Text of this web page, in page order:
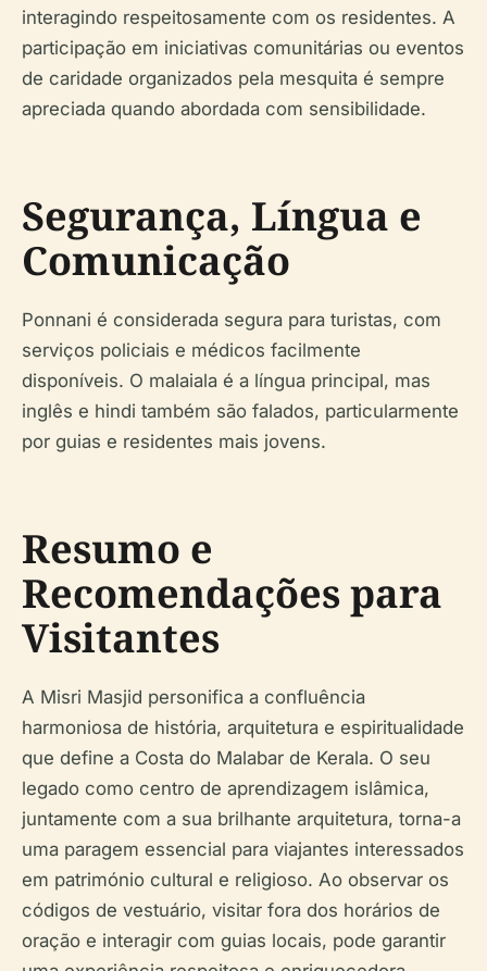
interagindo respeitosamente com os residentes. A
participação em iniciativas comunitárias ou eventos
de caridade organizados pela mesquita é sempre
apreciada quando abordada com sensibilidade.
Segurança, Língua e
Comunicação
Ponnani é considerada segura para turistas, com
serviços policiais e médicos facilmente
disponíveis. O malaiala é a língua principal, mas
inglês e hindi também são falados, particularmente
por guias e residentes mais jovens.
Resumo e
Recomendações para
Visitantes
A Misri Masjid personifica a confluência
harmoniosa de história, arquitetura e espiritualidade
que define a Costa do Malabar de Kerala. O seu
legado como centro de aprendizagem islâmica,
juntamente com a sua brilhante arquitetura, torna-a
uma paragem essencial para viajantes interessados
em património cultural e religioso. Ao observar os
códigos de vestuário, visitar fora dos horários de
oração e interagir com guias locais, pode garantir